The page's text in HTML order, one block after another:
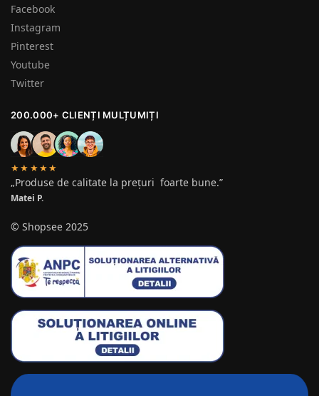
Facebook
Instagram
Pinterest
Youtube
Twitter
200.000+ CLIENȚI MULȚUMIȚI
★★★★★
„Produse de calitate la prețuri foarte bune.”
Matei P.
© Shopsee 2025